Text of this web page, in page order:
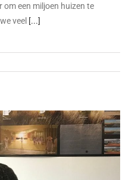
om een miljoen huizen te
veel [...]